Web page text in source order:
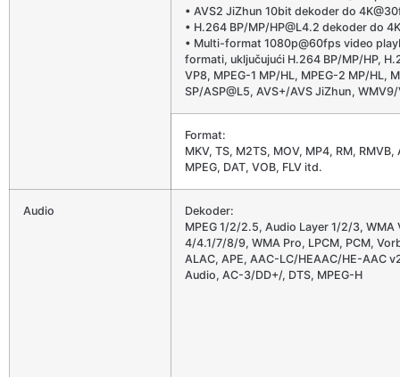
• AVS2 JiZhun 10bit dekoder do
• H.264 BP/MP/HP@L4.2 dekoder do
• Multi-format 1080p@60fps video
formati, uključujući H.264 BP/MP/HP,
VP8, MPEG-1 MP/HL, MPEG-2 MP/HL,
SP/ASP@L5, AVS+/AVS JiZhun,
Format:
MKV, TS, M2TS, MOV, MP4, RM, RMVB,
MPEG, DAT, VOB, FLV itd.
Audio
Dekoder:
MPEG 1/2/2.5, Audio Layer 1/2/3, WMA
4/4.1/7/8/9, WMA Pro, LPCM, PCM,
ALAC, APE, AAC-LC/HEAAC/HE-AAC
Audio, AC-3/DD+/, DTS, MPEG-H